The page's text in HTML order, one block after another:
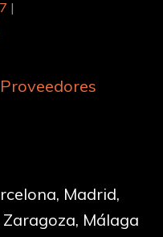
|
Proveedores
Madrid,
Málaga